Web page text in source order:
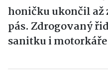
honičku ukončil až
pás. Zdrogovaný
sanitku i motorkáře